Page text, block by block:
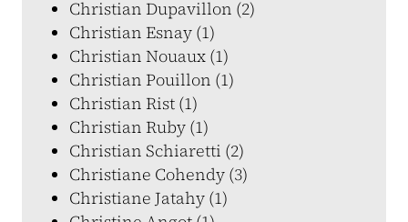
Christian Dupavillon (2)
Christian Esnay (1)
Christian Nouaux (1)
Christian Pouillon (1)
Christian Rist (1)
Christian Ruby (1)
Christian Schiaretti (2)
Christiane Cohendy (3)
Christiane Jatahy (1)